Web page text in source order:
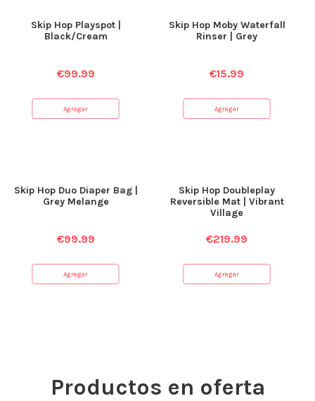
Skip Hop Playspot |
Black/Cream
€99.99
Agregar
Skip Hop Moby Waterfall
Rinser | Grey
€15.99
Agregar
Skip Hop Duo Diaper Bag |
Grey Melange
€99.99
Agregar
Skip Hop Doubleplay
Reversible Mat | Vibrant
Village
€219.99
Agregar
Productos en oferta